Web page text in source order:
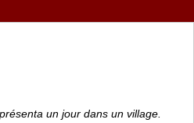
un jour dans un village.